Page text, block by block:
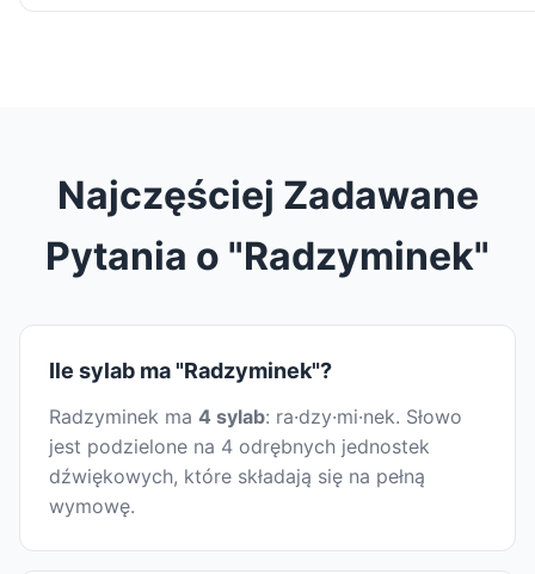
Najczęściej Zadawane
Pytania o "Radzyminek"
Ile sylab ma "Radzyminek"?
Radzyminek ma 4 sylab: ra·dzy·mi·nek. Słowo
jest podzielone na 4 odrębnych jednostek
dźwiękowych, które składają się na pełną
wymowę.